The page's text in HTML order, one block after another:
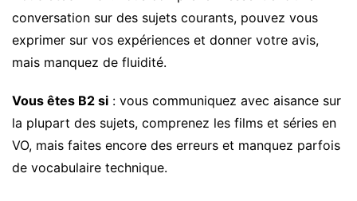
conversation sur des sujets courants, pouvez vous
exprimer sur vos expériences et donner votre avis,
mais manquez de fluidité.
Vous êtes B2 si : vous communiquez avec aisance sur
la plupart des sujets, comprenez les films et séries en
VO, mais faites encore des erreurs et manquez parfois
de vocabulaire technique.